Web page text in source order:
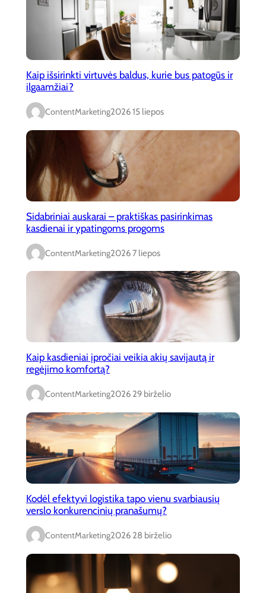
Kaip išsirinkti virtuvės baldus, kurie bus patogūs ir
ilgaamžiai?
ContentMarketing2026 15 liepos
Sidabriniai auskarai – praktiškas pasirinkimas
kasdienai ir ypatingoms progoms
ContentMarketing2026 7 liepos
Kaip kasdieniai įpročiai veikia akių savijautą ir
regėjimo komfortą?
ContentMarketing2026 29 birželio
Kodėl efektyvi logistika tapo vienu svarbiausių
verslo konkurencinių pranašumų?
ContentMarketing2026 28 birželio